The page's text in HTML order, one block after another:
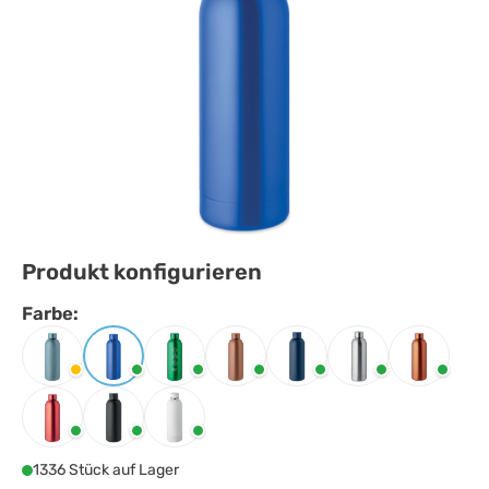
Produkt konfigurieren
Farbe:
Farbe auswählen
Babyblau Blau Grün Kupfer MarineblauMattsilber Orange
Rot Schwarz Weiss
1336 Stück auf Lager